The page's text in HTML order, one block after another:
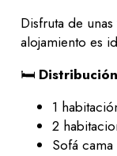
Disfruta de
alojamiento es
🛏️
1
2
Sofá